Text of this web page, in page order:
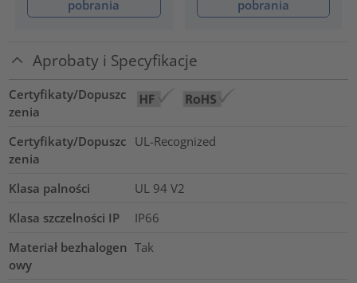
pobrania
pobrania
Aprobaty i Specyfikacje
Certyfikaty/Dopuszc
zenia
Certyfikaty/Dopuszc
zenia
UL-Recognized
Klasa palności
UL 94 V2
Klasa szczelności IP
IP66
Materiał bezhalogen
owy
Tak